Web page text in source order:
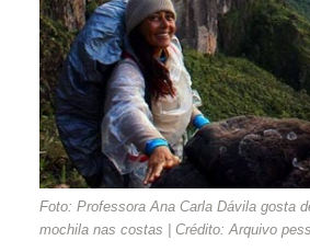
Foto: Professora Ana Carla Dávila gosta
mochila nas costas | Crédito: Arquivo